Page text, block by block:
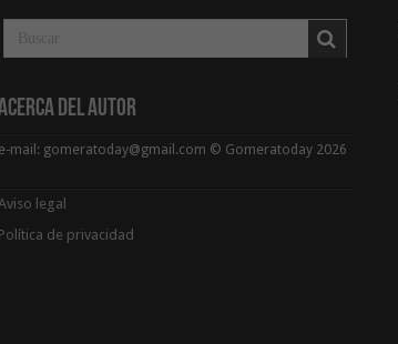
del Autor
e-mail: gomeratoday@gmail.com © Gomeratoday 2026
legal
Política de privacidad